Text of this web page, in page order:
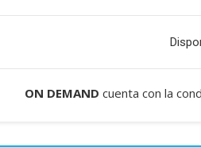
ON DEMAND cuenta con la